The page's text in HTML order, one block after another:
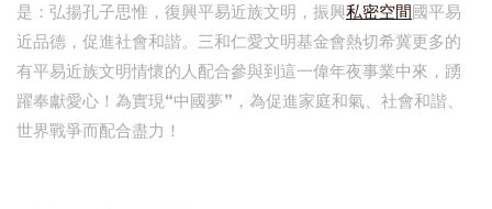
是：弘揚孔子思惟，復興平易近族文明，振興私密空間國平易
近品德，促進社會和諧。三和仁愛文明基金會熱切希冀更多的
有平易近族文明情懷的人配合參與到這一偉年夜事業中來，踴
躍奉獻愛心！為實現“中國夢”，為促進家庭和氣、社會和諧、
世界戰爭而配合盡力！